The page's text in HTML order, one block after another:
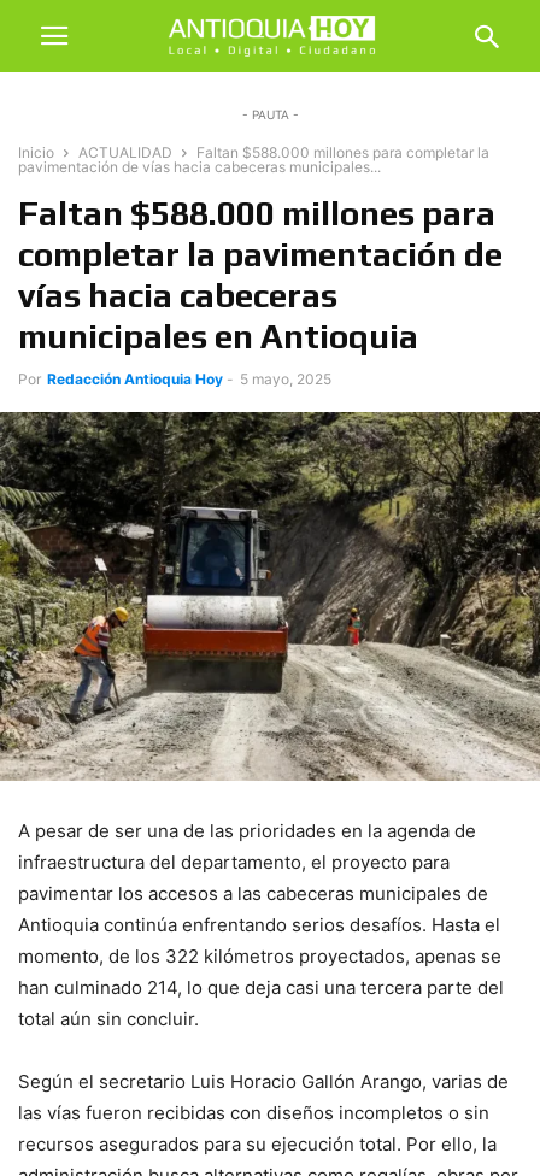
- PAUTA -
Inicio ACTUALIDAD
Faltan $588.000 millones para completar la
pavimentación de vías hacia cabeceras municipales...
Faltan $588.000 millones para
completar la pavimentación de
vías hacia cabeceras
municipales en Antioquia
Por Redacción Antioquia Hoy - 5 mayo, 2025
A pesar de ser una de las prioridades en la agenda de
infraestructura del departamento, el proyecto para
pavimentar los accesos a las cabeceras municipales de
Antioquia continúa enfrentando serios desafíos. Hasta el
momento, de los 322 kilómetros proyectados, apenas se
han culminado 214, lo que deja casi una tercera parte del
total aún sin concluir.
Según el secretario Luis Horacio Gallón Arango, varias de
las vías fueron recibidas con diseños incompletos o sin
recursos asegurados para su ejecución total. Por ello, la